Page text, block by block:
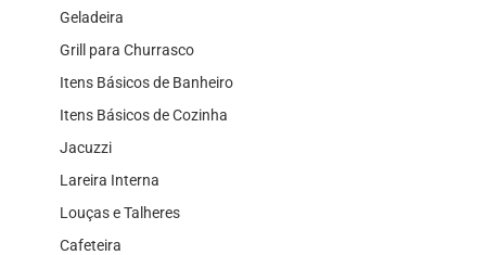
Geladeira
Grill para Churrasco
Itens Básicos de Banheiro
Itens Básicos de Cozinha
Jacuzzi
Lareira Interna
Louças e Talheres
Cafeteira